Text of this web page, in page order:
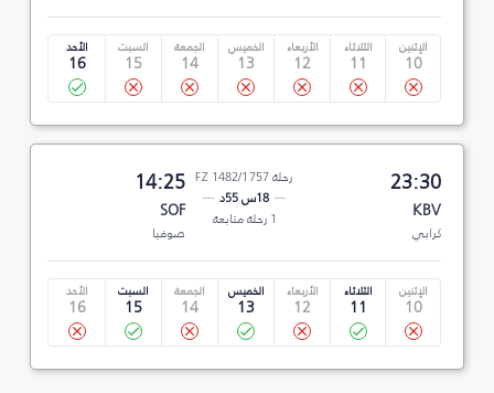
الإثنين
10
الثلاثاء
11
الأربعاء
12
الخميس
13
الجمعة
14
السبت
15
الأحد
16
23:30
KBV
كرابي
رحلة FZ 1482/1757
18س 55د
1 رحلة متابعة
14:25
SOF
صوفيا
الإثنين
10
الثلاثاء
11
الأربعاء
12
الخميس
13
الجمعة
14
السبت
15
الأحد
16